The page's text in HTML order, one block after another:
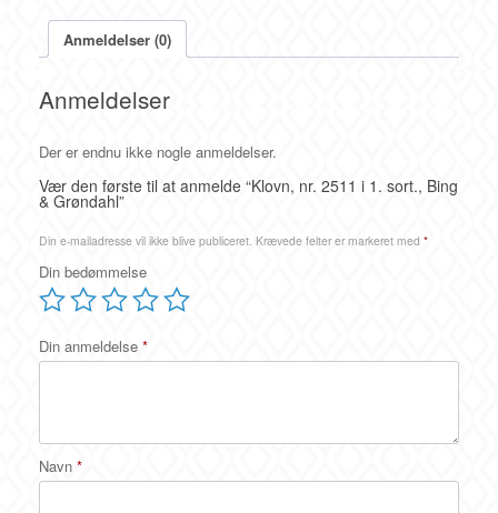
Anmeldelser (0)
Anmeldelser
Der er endnu ikke nogle anmeldelser.
Vær den første til at anmelde “Klovn, nr. 2511 i 1. sort., Bing
& Grøndahl”
Din e-mailadresse vil ikke blive publiceret. Krævede felter er markeret med *
Din bedømmelse
Din anmeldelse *
Navn *